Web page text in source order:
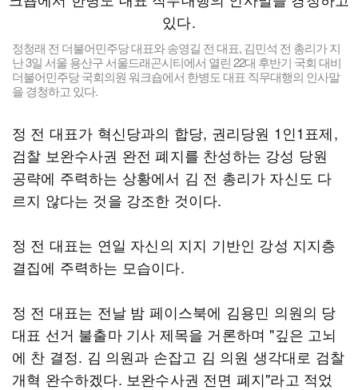
정청래 전 더불어민주당 대표와 송영길 전 대표, 김민석 전 총리가 지
난 3일 서울 용산구 서울드래곤시티에서 열린 22대 후반기 국회 대비
더불어민주당 국회의원 워크숍에서 한병도 대표 직무대행의 인사말
을 경청하고 있다.
정 전 대표가 혁신당과의 합당, 권리당원 1인1표제,
검찰 보완수사권 완전 폐지를 찬성하는 강성 당원
공략에 주력하는 상황에서 김 전 총리가 자신도 다
르지 않다는 것을 강조한 것이다.
정 전 대표는 연일 자신의 지지 기반인 강성 지지층
결집에 주력하는 모습이다.
정 전 대표는 전날 밤 페이스북에 김용민 의원의 당
대표 선거 불출마 기사 제목을 거론하며 "깊은 고뇌
에 찬 결정. 김 의원과 손잡고 김 의원 생각대로 검찰
개혁 완수하겠다. 보완수사권 전면 폐지"라고 적었